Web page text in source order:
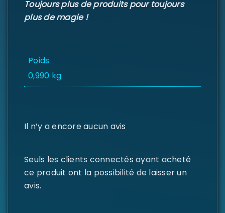
Toujours plus de produits pour toujours
plus de magie !
Poids
0,990 kg
Il n’y a encore aucun avis
Seuls les clients connectés ayant acheté
ce produit ont la possibilité de laisser un
avis.